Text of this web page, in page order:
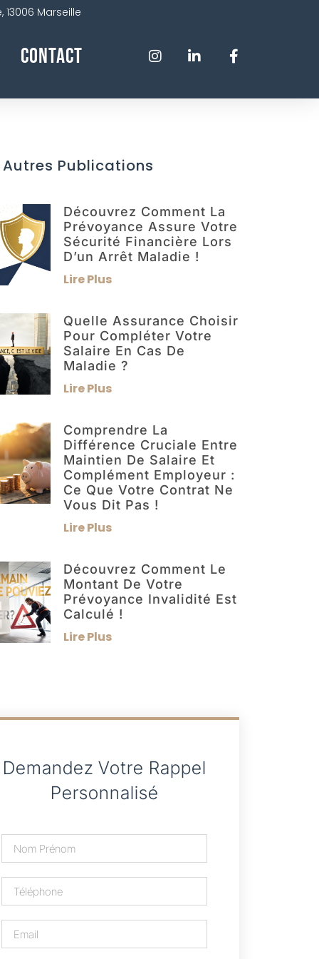
13006 Marseille
Contact
Autres Publications
Découvrez Comment La
Prévoyance Assure Votre
Sécurité Financière Lors
D’un Arrêt Maladie !
Lire Plus
Quelle Assurance Choisir
Pour Compléter Votre
Salaire En Cas De
Maladie ?
Lire Plus
Comprendre La
Différence Cruciale Entre
Maintien De Salaire Et
Complément Employeur :
Ce Que Votre Contrat Ne
Vous Dit Pas !
Lire Plus
Découvrez Comment Le
Montant De Votre
Prévoyance Invalidité Est
Calculé !
Lire Plus
Demandez Votre Rappel
Personnalisé